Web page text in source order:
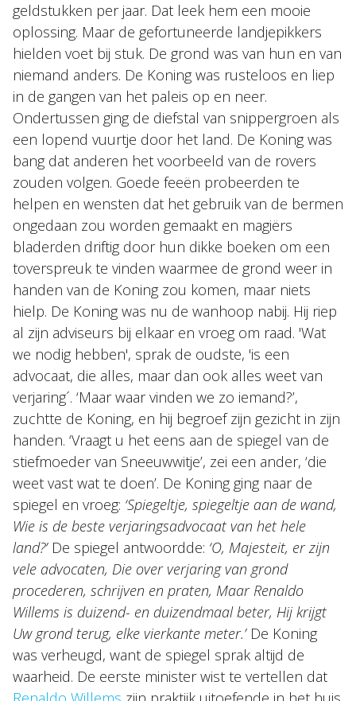
geldstukken per jaar. Dat leek hem een mooie
oplossing. Maar de gefortuneerde landjepikkers
hielden voet bij stuk. De grond was van hun en van
niemand anders. De Koning was rusteloos en liep
in de gangen van het paleis op en neer.
Ondertussen ging de diefstal van snippergroen als
een lopend vuurtje door het land. De Koning was
bang dat anderen het voorbeeld van de rovers
zouden volgen. Goede feeën probeerden te
helpen en wensten dat het gebruik van de bermen
ongedaan zou worden gemaakt en magiërs
bladerden driftig door hun dikke boeken om een
toverspreuk te vinden waarmee de grond weer in
handen van de Koning zou komen, maar niets
hielp. De Koning was nu de wanhoop nabij. Hij riep
al zijn adviseurs bij elkaar en vroeg om raad. 'Wat
we nodig hebben', sprak de oudste, 'is een
advocaat, die alles, maar dan ook alles weet van
verjaring´. ‘Maar waar vinden we zo iemand?’,
zuchtte de Koning, en hij begroef zijn gezicht in zijn
handen. ‘Vraagt u het eens aan de spiegel van de
stiefmoeder van Sneeuwwitje’, zei een ander, ‘die
weet vast wat te doen’. De Koning ging naar de
spiegel en vroeg: ‘Spiegeltje, spiegeltje aan de wand,
Wie is de beste verjaringsadvocaat van het hele
land?’De spiegel antwoordde: ‘O, Majesteit, er zijn
vele advocaten, Die over verjaring van grond
procederen, schrijven en praten, Maar Renaldo
Willems is duizend- en duizendmaal beter, Hij krijgt
Uw grond terug, elke vierkante meter.’ De Koning
was verheugd, want de spiegel sprak altijd de
waarheid. De eerste minister wist te vertellen dat